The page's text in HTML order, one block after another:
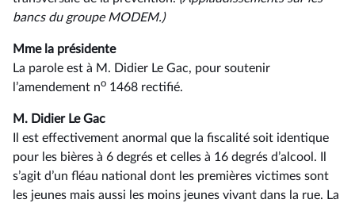
bancs du groupe MODEM.)
Mme la présidente
La parole est à M. Didier Le Gac, pour soutenir
l’amendement no 1468 rectifié.
M. Didier Le Gac
Il est effectivement anormal que la fiscalité soit identique
pour les bières à 6 degrés et celles à 16 degrés d’alcool. Il
s’agit d’un fléau national dont les premières victimes sont
les jeunes mais aussi les moins jeunes vivant dans la rue. La